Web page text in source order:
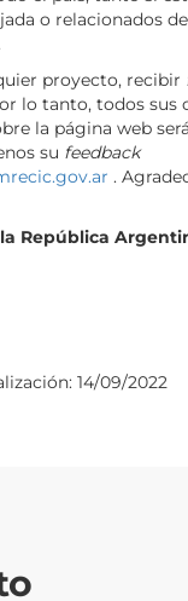
o relacionados
proyecto, recibir
lo tanto, todos sus
la página web
su feedback
.
República
14/09/2022